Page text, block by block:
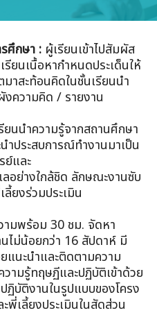
ศึกษา : ผู้เรียนเข้าไปสัมผัส
ยนเนื้อหากำหนดประเด็นให้
าสะท้อนคิดในชั้นเรียนนำ
ความคิด / รายงาน
ยนนำความรู้จากสถานศึกษา
ำประสบการณ์ทำงานมาเป็น
ย์และ
อย่างใกล้ชิด ลักษณะงานซับ
ยงร่วมประเมิน
ามพร้อม 30 ชม. จัดหา
ไม่น้อยกว่า 16 สัปดาห์ มี
แนะนำและติดตามความ
ามรู้ทฤษฏีและปฏิบัติเข้าด้วย
ฏิบัติงานในรูปแบบของโครง
พี่เลี้ยงประเมินในสัดส่วน